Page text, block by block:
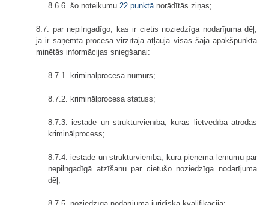
8.6.6. šo noteikumu 22.punktānorādītās ziņas;
8.7. par nepilngadīgo, kas ir cietis noziedzīga nodarījuma dēļ,
ja ir saņemta procesa virzītāja atļauja visas šajā apakšpunktā
minētās informācijas sniegšanai:
8.7.1. kriminālprocesa numurs;
8.7.2. kriminālprocesa statuss;
8.7.3. iestāde un struktūrvienība, kuras lietvedībā atrodas
kriminālprocess;
8.7.4. iestāde un struktūrvienība, kura pieņēma lēmumu par
nepilngadīgā atzīšanu par cietušo noziedzīga nodarījuma
dēļ;